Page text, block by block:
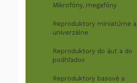
Mikrofóny, megafóny
Reproduktory miniatúrne a
univerzálne
Reproduktory do áut a do
podhľadov
Reproduktory basové a